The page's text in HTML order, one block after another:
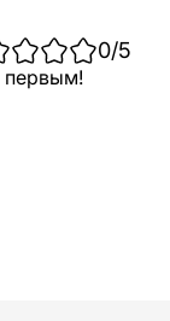
0/5
первым!